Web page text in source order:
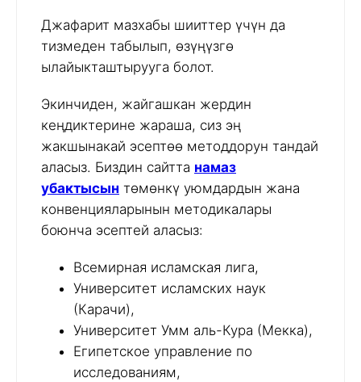
Джафарит мазхабы шииттер үчүн да
тизмеден табылып, өзүңүзгө
ылайыкташтырууга болот.
Экинчиден, жайгашкан жердин
кеңдиктерине жараша, сиз эң
жакшынакай эсептөө методдорун тандай
аласыз. Биздин сайтта намаз
убактысын төмөнкү уюмдардын жана
конвенцияларынын методикалары
боюнча эсептей аласыз:
Всемирная исламская лига,
Университет исламских наук
(Карачи),
Университет Умм аль-Кура (Мекка),
Египетское управление по
исследованиям,